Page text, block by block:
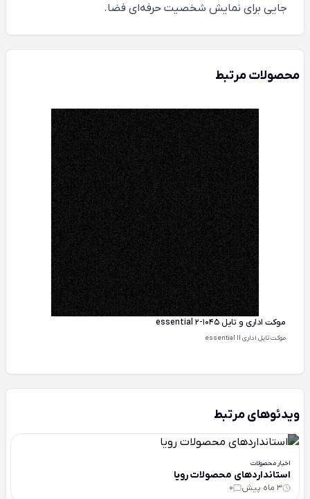
جایی برای نمایش شخصیت حرفه‌ای فضا.
محصولات مرتبط
موکت اداری و تایل essential 2-1045
موکت تایل اداری essential II
ویدئوهای مرتبط
اخبار محصولات
استانداردهای محصولات رویا
3 ماه پیش 0